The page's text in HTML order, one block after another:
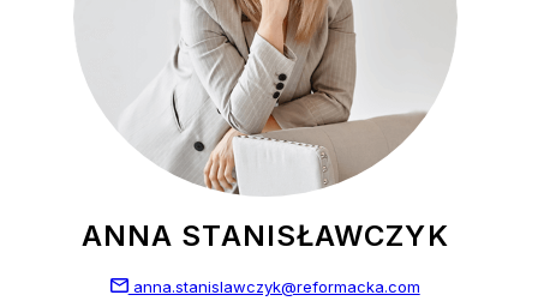
ANNA STANISŁAWCZYK
anna.stanislawczyk@reformacka.com